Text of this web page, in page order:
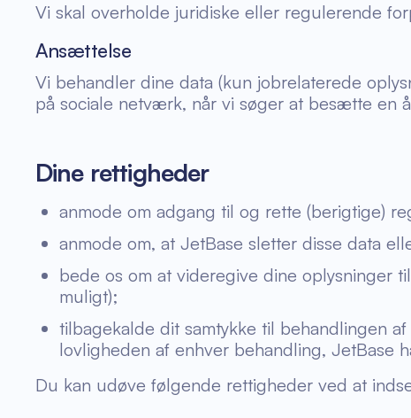
Vi skal overholde juridiske eller regulerende
Ansættelse
Vi behandler dine data (kun jobrelaterede
på sociale netværk, når vi søger at besætte en
Dine rettigheder
anmode om adgang til og rette (berigtige)
anmode om, at JetBase sletter disse data
bede os om at videregive dine oplysninger
muligt);
tilbagekalde dit samtykke til behandlingen
lovligheden af enhver behandling, JetBase
Du kan udøve følgende rettigheder ved at